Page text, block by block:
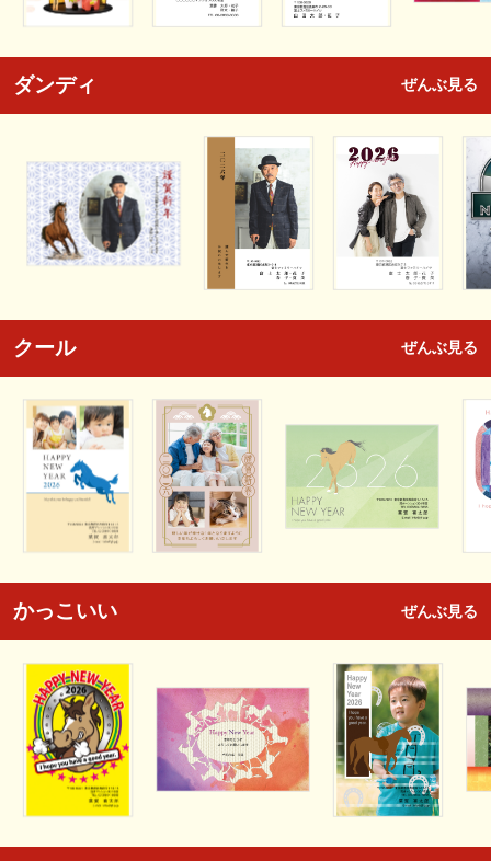
ダンディ ぜんぶ見る
クール ぜんぶ見る
かっこいい ぜんぶ見る